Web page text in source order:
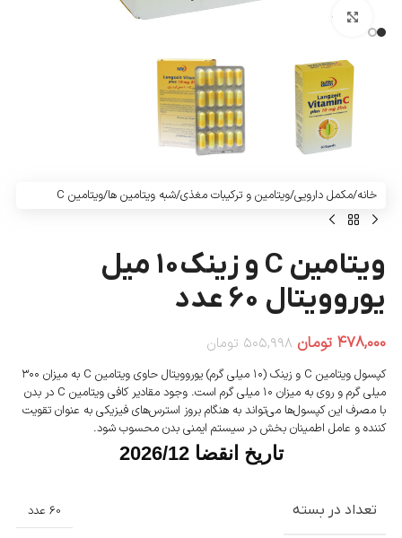
بزرگنمایی تصویر
خانه/مکمل دارویی/ویتامین و ترکیبات مغذی/شبه ویتامین ها/ویتامین C
ویتامین C و زینک۱۰ میل
یوروویتال ۶۰ عدد
۵۰۵,۹۹۸ تومان ۴۷۸,۰۰۰ تومان
کپسول ویتامین C و زینک (۱۰ میلی گرم) یوروویتال حاوی ویتامین C به میزان ۳۰۰
میلی گرم و روی به میزان ۱۰ میلی گرم است. وجود مقادیر کافی ویتامین C در بدن
با مصرف این کپسول‌ها می‌تواند به هنگام بروز استرس‌های فیزیکی به عنوان تقویت
کننده و عامل اطمینان بخش در سیستم ایمنی بدن محسوب شود.
تاریخ انقضا 2026/12
تعداد در بسته 60 عدد